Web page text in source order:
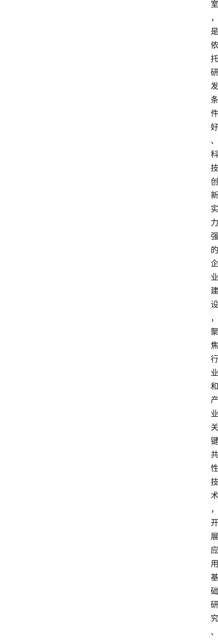
室
，
是
依
托
研
发
条
件
好
、
科
技
创
新
实
力
强
的
企
业
建
设
，
聚
焦
行
业
和
产
业
关
键
共
性
技
术
，
开
展
应
用
基
础
研
究
、